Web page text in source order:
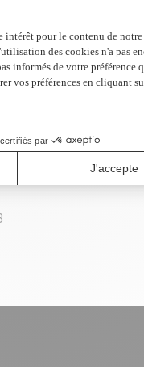
AJOUTER AU PANIER